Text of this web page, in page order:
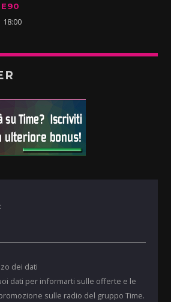
18:00
dei dati
dati per informarti sulle offerte e le
sulle radio del gruppo Time.